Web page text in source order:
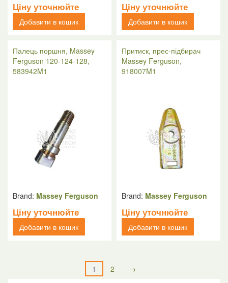
Ціну уточнюйте
Добавити в кошик
Ціну уточнюйте
Добавити в кошик
Палець поршня, Massey
Ferguson 120-124-128,
583942M1
Brand: Massey Ferguson
Ціну уточнюйте
Добавити в кошик
Притиск, прес-підбирач
Massey Ferguson,
918007M1
Brand: Massey Ferguson
Ціну уточнюйте
Добавити в кошик
1 2 →